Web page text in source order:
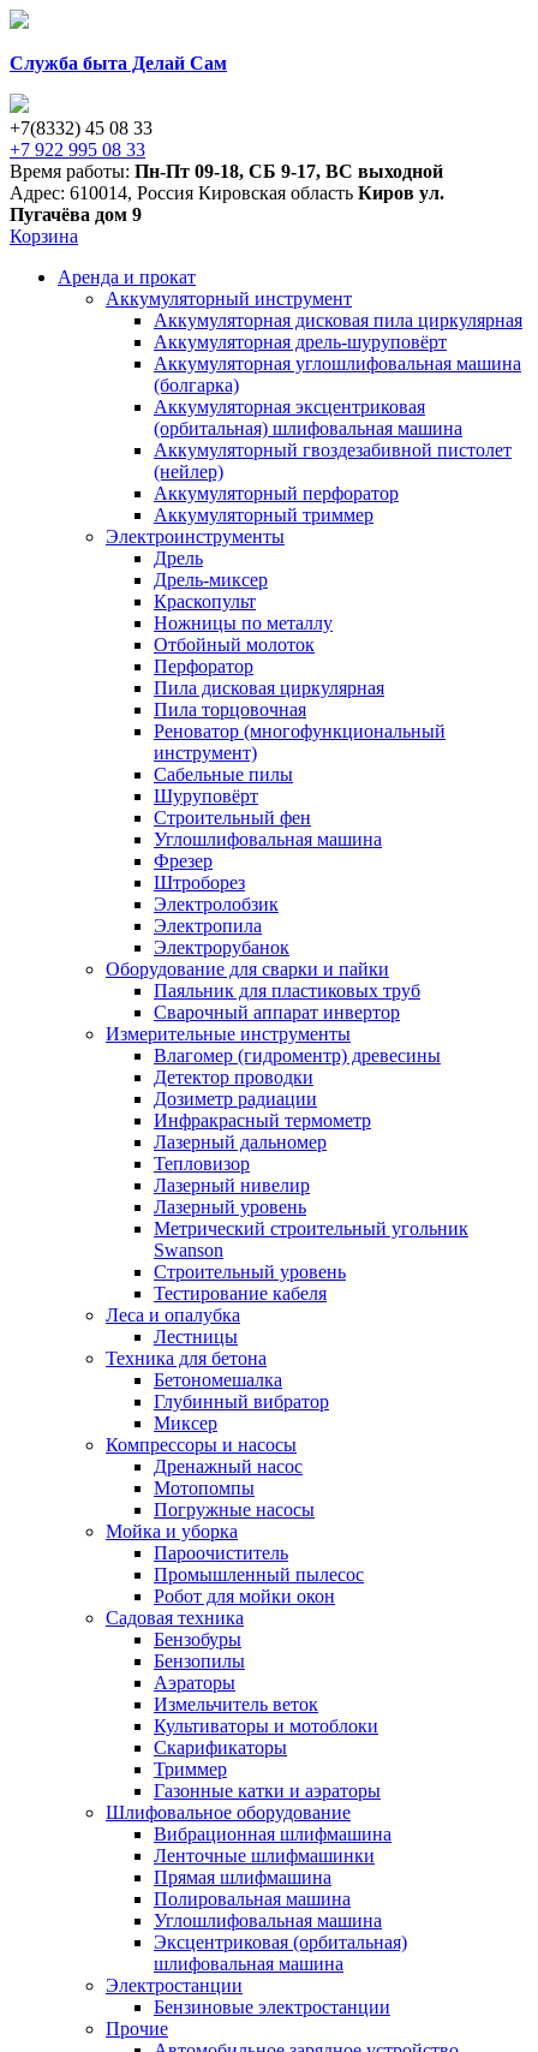
Служба быта Делай Сам
+7(8332) 45 08 33
+7 922 995 08 33
Время работы: Пн-Пт 09-18, СБ 9-17, ВС выходной
Адрес: 610014, Россия Кировская область Киров ул.
Пугачёва дом 9
Корзина
Аренда и прокат
Аккумуляторный инструмент
Аккумуляторная дисковая пила циркулярная
Аккумуляторная дрель-шуруповёрт
Аккумуляторная углошлифовальная машина
(болгарка)
Аккумуляторная эксцентриковая
(орбитальная) шлифовальная машина
Аккумуляторный гвоздезабивной пистолет
(нейлер)
Аккумуляторный перфоратор
Аккумуляторный триммер
Электроинструменты
Дрель
Дрель-миксер
Краскопульт
Ножницы по металлу
Отбойный молоток
Перфоратор
Пила дисковая циркулярная
Пила торцовочная
Реноватор (многофункциональный
инструмент)
Сабельные пилы
Шуруповёрт
Строительный фен
Углошлифовальная машина
Фрезер
Штроборез
Электролобзик
Электропила
Электрорубанок
Оборудование для сварки и пайки
Паяльник для пластиковых труб
Сварочный аппарат инвертор
Измерительные инструменты
Влагомер (гидроментр) древесины
Детектор проводки
Дозиметр радиации
Инфракрасный термометр
Лазерный дальномер
Тепловизор
Лазерный нивелир
Лазерный уровень
Метрический строительный угольник
Swanson
Строительный уровень
Тестирование кабеля
Леса и опалубка
Лестницы
Техника для бетона
Бетономешалка
Глубинный вибратор
Миксер
Компрессоры и насосы
Дренажный насос
Мотопомпы
Погружные насосы
Мойка и уборка
Пароочиститель
Промышленный пылесос
Робот для мойки окон
Садовая техника
Бензобуры
Бензопилы
Аэраторы
Измельчитель веток
Культиваторы и мотоблоки
Скарификаторы
Триммер
Газонные катки и аэраторы
Шлифовальное оборудование
Вибрационная шлифмашина
Ленточные шлифмашинки
Прямая шлифмашина
Полировальная машина
Углошлифовальная машина
Эксцентриковая (орбитальная)
шлифовальная машина
Электростанции
Бензиновые электростанции
Прочие